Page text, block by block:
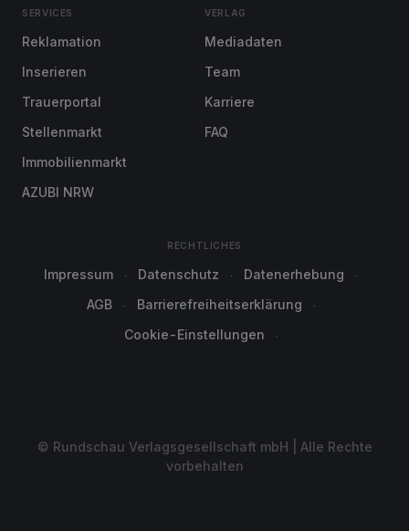
SERVICES
Reklamation
Inserieren
Trauerportal
Stellenmarkt
Immobilienmarkt
AZUBI NRW
VERLAG
Mediadaten
Team
Karriere
FAQ
RECHTLICHES
Impressum Datenschutz
Datenerhebung
AGB
Barrierefreiheitserklärung
Cookie-Einstellungen
© Rundschau Verlagsgesellschaft mbH | Alle Rechte
vorbehalten